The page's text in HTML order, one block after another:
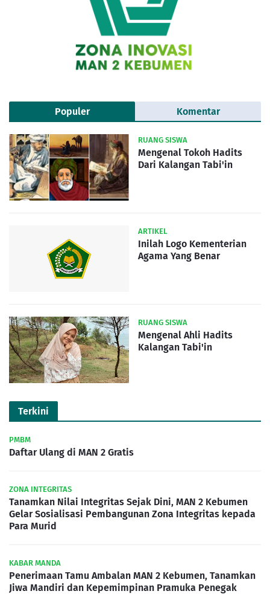
Populer Komentar
RUANG SISWA
Mengenal Tokoh Hadits
Dari Kalangan Tabi'in
ARTIKEL
Inilah Logo Kementerian
Agama Yang Benar
RUANG SISWA
Mengenal Ahli Hadits
Kalangan Tabi'in
Terkini
PMBM
Daftar Ulang di MAN 2 Gratis
ZONA INTEGRITAS
Tanamkan Nilai Integritas Sejak Dini, MAN 2 Kebumen
Gelar Sosialisasi Pembangunan Zona Integritas kepada
Para Murid
KABAR MANDA
Penerimaan Tamu Ambalan MAN 2 Kebumen, Tanamkan
Jiwa Mandiri dan Kepemimpinan Pramuka Penegak